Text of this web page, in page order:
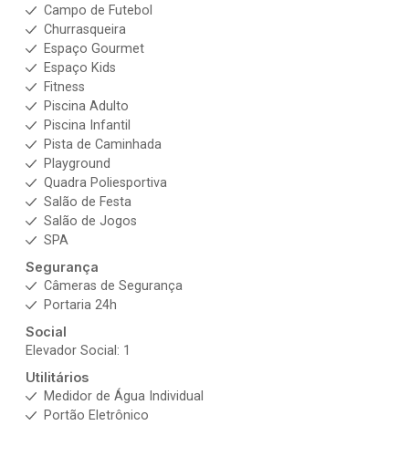
Campo de Futebol
Churrasqueira
Espaço Gourmet
Espaço Kids
Fitness
Piscina Adulto
Piscina Infantil
Pista de Caminhada
Playground
Quadra Poliesportiva
Salão de Festa
Salão de Jogos
SPA
Segurança
Câmeras de Segurança
Portaria 24h
Social
Elevador Social: 1
Utilitários
Medidor de Água Individual
Portão Eletrônico